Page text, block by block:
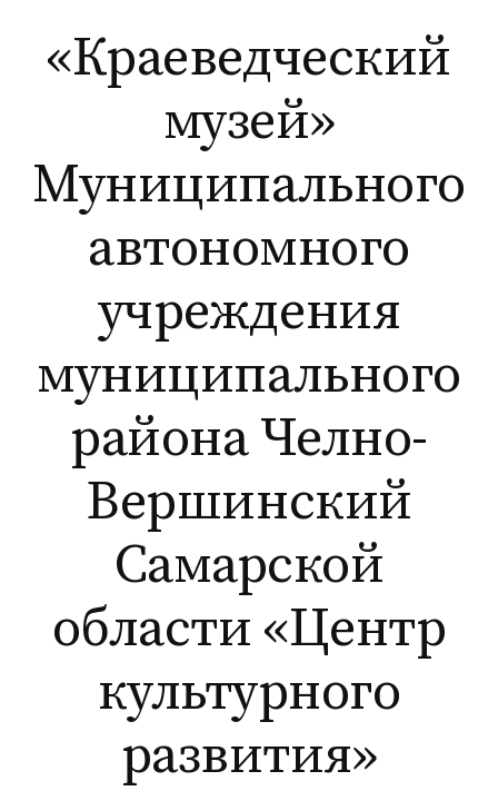
содержимому
«Краеведческий
музей»
Муниципального
автономного
учреждения
муниципального
района Челно-
Вершинский
Самарской
области «Центр
культурного
развития»